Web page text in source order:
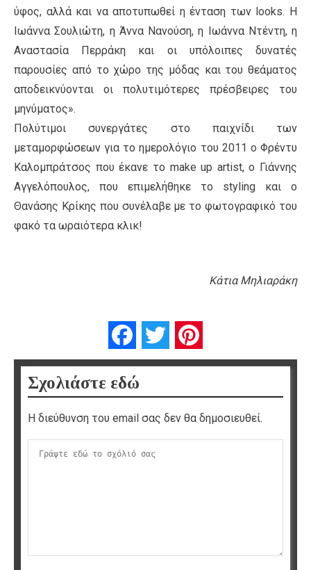
ύφος, αλλά και να αποτυπωθεί η ένταση των looks. Η
Ιωάννα Σουλιώτη, η Άννα Νανούση, η Ιωάννα Ντέντη, η
Αναστασία Περράκη και οι υπόλοιπες δυνατές
παρουσίες από το χώρο της μόδας και του θεάματος
αποδεικνύονται οι πολυτιμότερες πρέσβειρες του
μηνύματος».
Πολύτιμοι συνεργάτες στο παιχνίδι των
μεταμορφώσεων για το ημερολόγιο του 2011 ο Φρέντυ
Καλομπράτσος που έκανε το make up artist, ο Γιάννης
Αγγελόπουλος, που επιμελήθηκε το styling και ο
Θανάσης Κρίκης που συνέλαβε με το φωτογραφικό του
φακό τα ωραιότερα κλικ!
Κάτια Μηλιαράκη
FacebookTwitter
Σχολιάστε εδώ
Η διεύθυνση του email σας δεν θα δημοσιευθεί.